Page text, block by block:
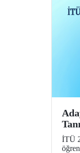
İTÜ